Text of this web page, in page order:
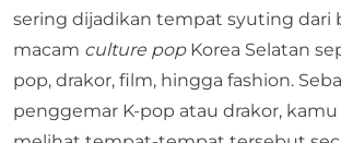
sering dijadikan tempat syuting dari
macam culture pop Korea Selatan
pop, drakor, film, hingga fashion.
penggemar K-pop atau drakor,